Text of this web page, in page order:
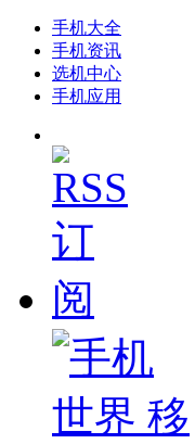
手机大全
手机资讯
选机中心
手机应用